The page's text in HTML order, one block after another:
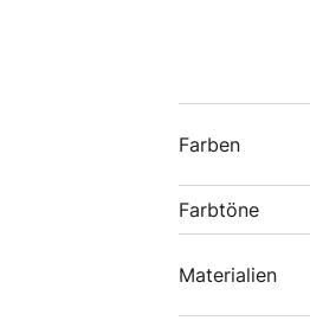
Farben
Farbtöne
Materialien